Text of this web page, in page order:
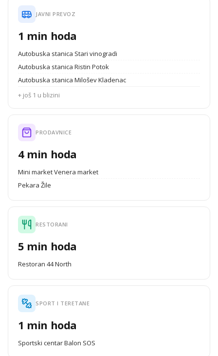
JAVNI PREVOZ
1 min hoda
Autobuska stanica Stari vinogradi
Autobuska stanica Ristin Potok
Autobuska stanica Milošev Kladenac
+ još 1 u blizini
PRODAVNICE
4 min hoda
Mini market Venera market
Pekara Žile
RESTORANI
5 min hoda
Restoran 44 North
SPORT I TERETANE
1 min hoda
Sportski centar Balon SOS